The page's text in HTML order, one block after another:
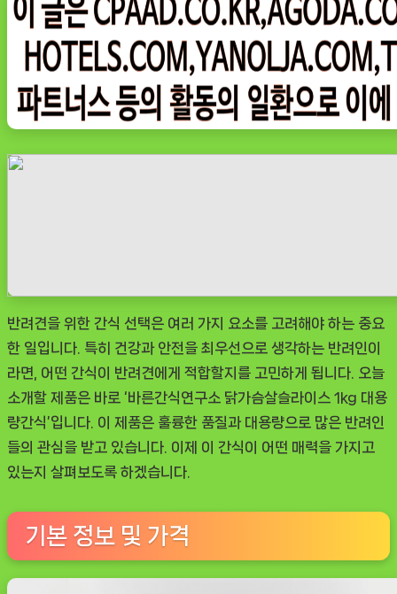
나
ㅣ
인
기
상
품]
소
닭
가
슴
살
슬
대
반려견을 위한 간식 선택은 여러 가지 요소를 고려해야 하는 중요
한 일입니다. 특히 건강과 안전을 최우선으로 생각하는 반려인이
라면, 어떤 간식이 반려견에게 적합할지를 고민하게 됩니다. 오늘
소개할 제품은 바로 ‘바른간식연구소 닭가슴살슬라이스 1kg 대용
량간식’입니다. 이 제품은 훌륭한 품질과 대용량으로 많은 반려인
들의 관심을 받고 있습니다. 이제 이 간식이 어떤 매력을 가지고
있는지 살펴보도록 하겠습니다.
기본 정보 및 가격